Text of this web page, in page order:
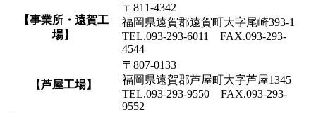
【事業所・遠賀工
場】
〒811-4342
福岡県遠賀郡遠賀町大字尾崎393-1
TEL.093-293-6011 FAX.093-293-
4544
【芦屋工場】
〒807-0133
福岡県遠賀郡芦屋町大字芦屋1345
TEL.093-293-9550 FAX.093-293-
9552